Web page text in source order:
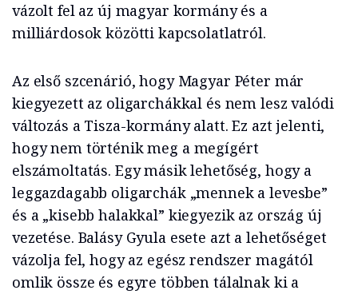
vázolt fel az új magyar kormány és a
milliárdosok közötti kapcsolatlatról.
Az első szcenárió, hogy Magyar Péter már
kiegyezett az oligarchákkal és nem lesz valódi
változás a Tisza-kormány alatt. Ez azt jelenti,
hogy nem történik meg a megígért
elszámoltatás. Egy másik lehetőség, hogy a
leggazdagabb oligarchák „mennek a levesbe”
és a „kisebb halakkal” kiegyezik az ország új
vezetése. Balásy Gyula esete azt a lehetőséget
vázolja fel, hogy az egész rendszer magától
omlik össze és egyre többen tálalnak ki a